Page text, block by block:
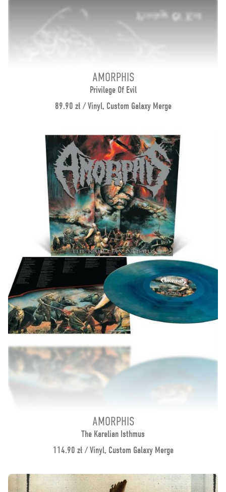
AMORPHIS
Privilege Of Evil
89.90 zł / Vinyl, Custom Galaxy Merge
AMORPHIS
The Karelian Isthmus
114.90 zł / Vinyl, Custom Galaxy Merge